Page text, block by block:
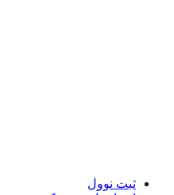
ثبت نوول